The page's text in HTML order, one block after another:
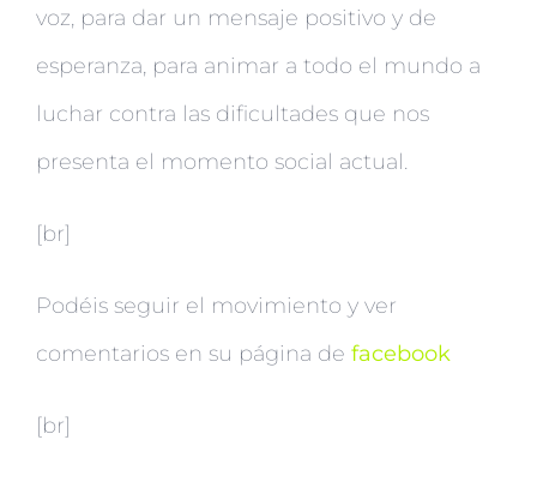
voz, para dar un mensaje positivo y de
esperanza, para animar a todo el mundo a
luchar contra las dificultades que nos
presenta el momento social actual.
[br]
Podéis seguir el movimiento y ver
comentarios en su página de facebook
[br]